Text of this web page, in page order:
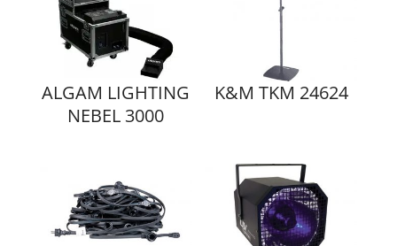
ALGAM LIGHTING
NEBEL 3000
K&M TKM 24624